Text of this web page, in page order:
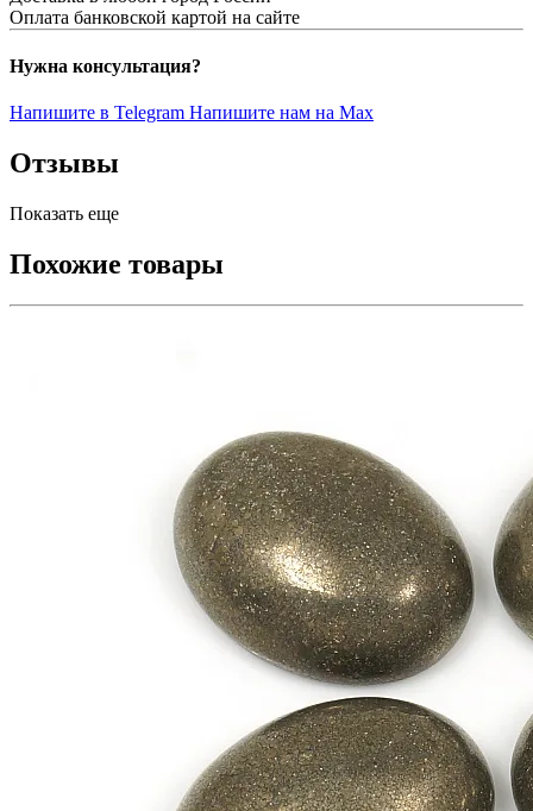
Оплата банковской картой на сайте
Нужна консультация?
Напишите в Telegram Напишите нам на Max
Отзывы
Показать еще
Похожие товары